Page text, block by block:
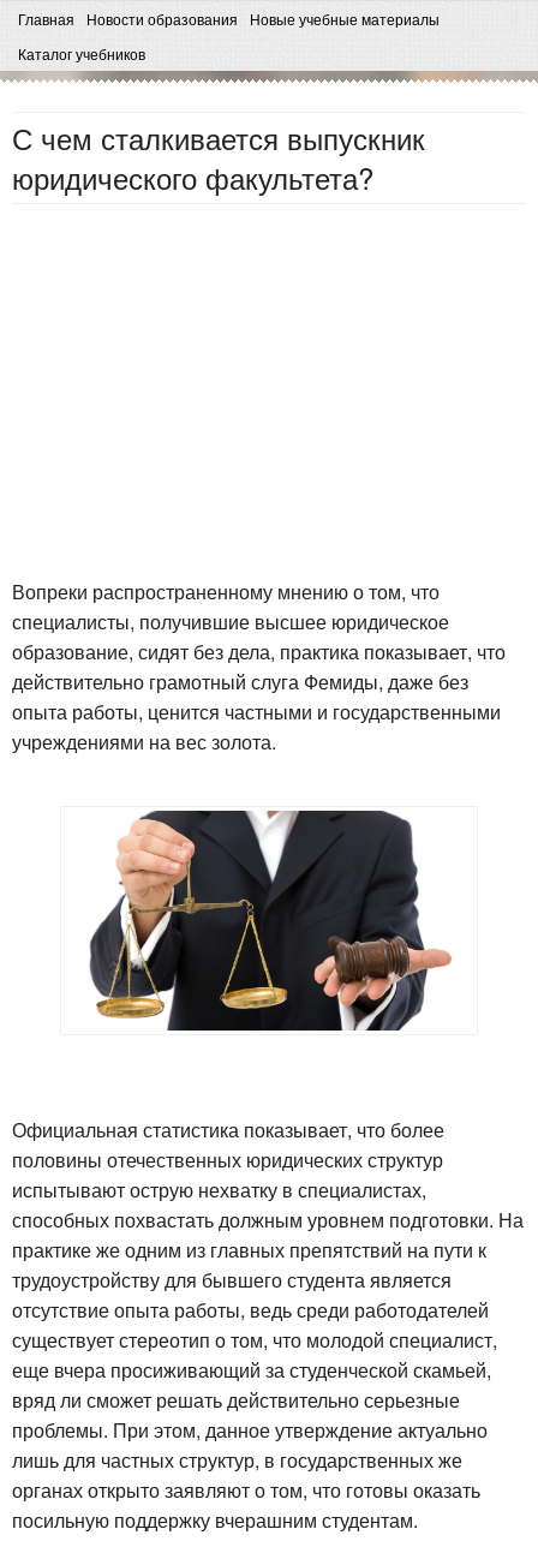
Главная Новости образования
Новые учебные материалы
Каталог учебников
С чем сталкивается выпускник
юридического факультета?
Вопреки распространенному мнению о том, что
специалисты, получившие высшее юридическое
образование, сидят без дела, практика показывает, что
действительно грамотный слуга Фемиды, даже без
опыта работы, ценится частными и государственными
учреждениями на вес золота.
Официальная статистика показывает, что более
половины отечественных юридических структур
испытывают острую нехватку в специалистах,
способных похвастать должным уровнем подготовки. На
практике же одним из главных препятствий на пути к
трудоустройству для бывшего студента является
отсутствие опыта работы, ведь среди работодателей
существует стереотип о том, что молодой специалист,
еще вчера просиживающий за студенческой скамьей,
вряд ли сможет решать действительно серьезные
проблемы. При этом, данное утверждение актуально
лишь для частных структур, в государственных же
органах открыто заявляют о том, что готовы оказать
посильную поддержку вчерашним студентам.